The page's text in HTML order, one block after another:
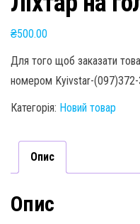
₴500.00
Для того щоб заказати
номером Kyivstar-
Категорія: Новий товар
Опис
Опис